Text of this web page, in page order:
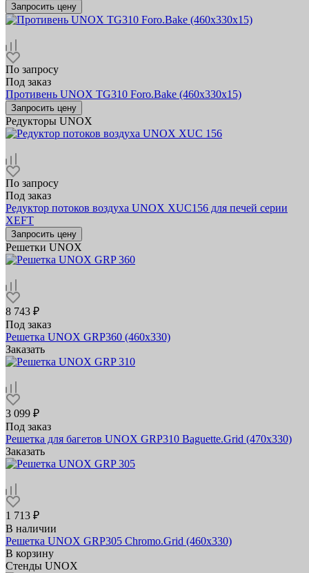
Запросить цену
По запросу
Под заказ
Противень UNOX TG310 Foro.Bake (460x330х15)
Запросить цену
Редукторы UNOX
По запросу
Под заказ
Редуктор потоков воздуха UNOX XUC156 для печей серии
XEFT
Запросить цену
Решетки UNOX
8 743 ₽
Под заказ
Решетка UNOX GRP360 (460х330)
Заказать
3 099 ₽
Под заказ
Решетка для багетов UNOX GRP310 Baguette.Grid (470х330)
Заказать
1 713 ₽
В наличии
Решетка UNOX GRP305 Chromo.Grid (460х330)
В корзину
Стенды UNOX